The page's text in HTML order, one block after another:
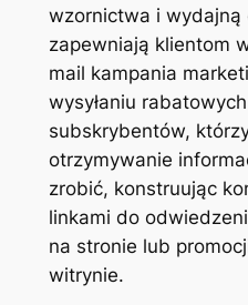
wzornictwa i wydajną
zapewniają klientom
mail kampania
wysyłaniu
subskrybentów,
otrzymywanie
zrobić, konstruując
linkami do
na stronie lub
witrynie.